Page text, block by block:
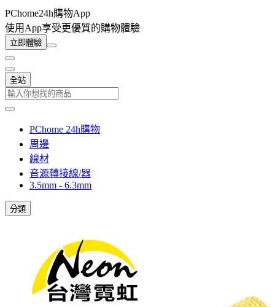
PChome24h購物App
使用App享受更優質的購物體驗
立即體驗
全站
PChome 24h購物
周邊
線材
音源轉接線/器
3.5mm - 6.3mm
分類